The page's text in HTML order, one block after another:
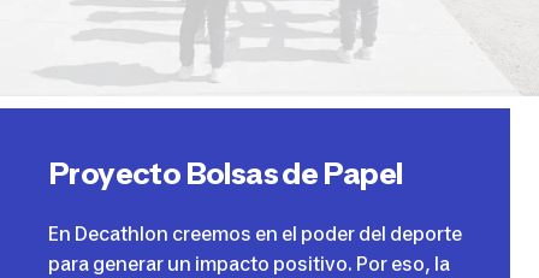
Proyecto Bolsas de Papel
En Decathlon creemos en el poder del deporte
para generar un impacto positivo. Por eso, la